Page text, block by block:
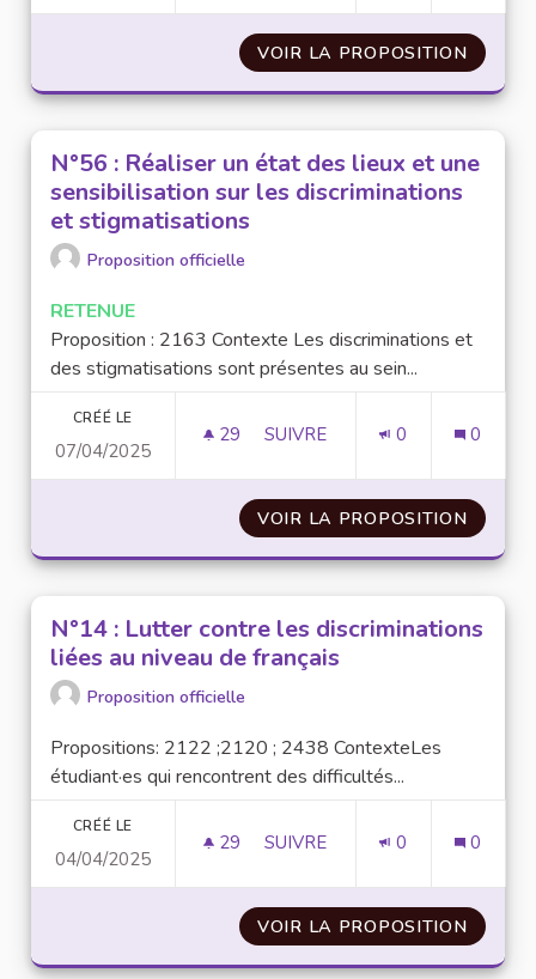
VOIR LA PROPOSITION N°13
N°56 : Réaliser un état des lieux et une
sensibilisation sur les discriminations
et stigmatisations
Proposition officielle
RETENUE
Proposition : 2163 Contexte Les discriminations et
des stigmatisations sont présentes au sein...
CRÉÉ LE
07/04/2025
29 29 ABONNÉS
SUIVRE 0 0
VOIR LA PROPOSITION N°56
N°14 : Lutter contre les discriminations
liées au niveau de français
Proposition officielle
Propositions: 2122 ;2120 ; 2438 ContexteLes
étudiant·es qui rencontrent des difficultés...
CRÉÉ LE
04/04/2025
29 29 ABONNÉS
SUIVRE 0 0
VOIR LA PROPOSITION N°14